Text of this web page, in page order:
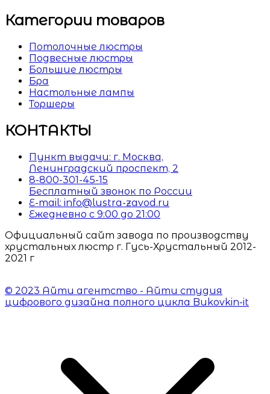
Категории товаров
Потолочные люстры
Подвесные люстры
Большие люстры
Бра
Настольные лампы
Торшеры
КОНТАКТЫ
Пункт выдачи: г. Москва,
Ленинградский проспект, 2
8-800-301-45-15
Бесплатный звонок по России
E-mail: info@lustra-zavod.ru
Ежедневно с 9:00 до 21:00
Официальный сайт завода по производству
хрустальных люстр г. Гусь-Хрустальный 2012-
2021 г
© 2023 Айти агентство - Айти студия
цифрового дизайна полного цикла Bukovkin-it